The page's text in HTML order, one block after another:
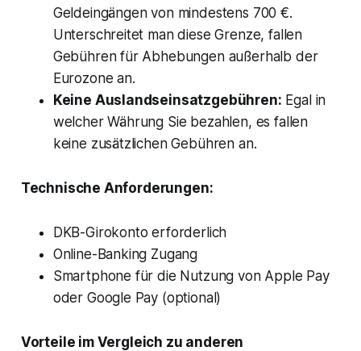
Geldeingängen von mindestens 700 €.
Unterschreitet man diese Grenze, fallen
Gebühren für Abhebungen außerhalb der
Eurozone an.
Keine Auslandseinsatzgebühren: Egal in
welcher Währung Sie bezahlen, es fallen
keine zusätzlichen Gebühren an.
Technische Anforderungen:
DKB-Girokonto erforderlich
Online-Banking Zugang
Smartphone für die Nutzung von Apple Pay
oder Google Pay (optional)
Vorteile im Vergleich zu anderen